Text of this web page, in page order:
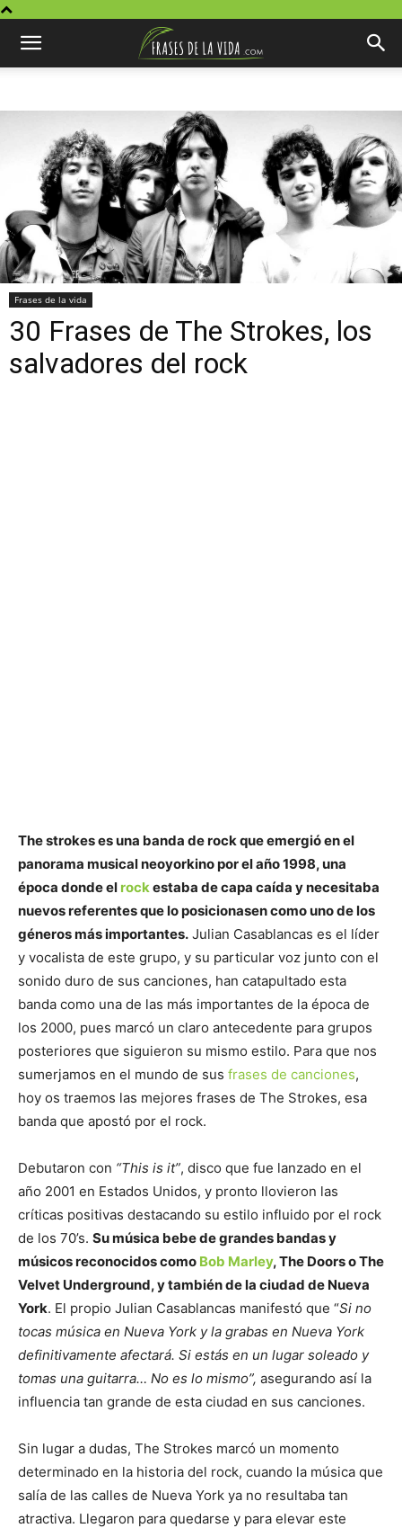
Frases de la vida
30 Frases de The Strokes, los
salvadores del rock
The strokes es una banda de rock que emergió en el
panorama musical neoyorkino por el año 1998, una
época donde el rockestaba de capa caída y necesitaba
nuevos referentes que lo posicionasen como uno de los
géneros más importantes. Julian Casablancas es el líder
y vocalista de este grupo, y su particular voz junto con el
sonido duro de sus canciones, han catapultado esta
banda como una de las más importantes de la época de
los 2000, pues marcó un claro antecedente para grupos
posteriores que siguieron su mismo estilo. Para que nos
sumerjamos en el mundo de sus frases de canciones,
hoy os traemos las mejores frases de The Strokes, esa
banda que apostó por el rock.
Debutaron con “This is it”, disco que fue lanzado en el
año 2001 en Estados Unidos, y pronto llovieron las
críticas positivas destacando su estilo influido por el rock
de los 70’s. Su música bebe de grandes bandas y
músicos reconocidos como Bob Marley, The Doors o The
Velvet Underground, y también de la ciudad de Nueva
York. El propio Julian Casablancas manifestó que “Si no
tocas música en Nueva York y la grabas en Nueva York
definitivamente afectará. Si estás en un lugar soleado y
tomas una guitarra… No es lo mismo”, asegurando así la
influencia tan grande de esta ciudad en sus canciones.
Sin lugar a dudas, The Strokes marcó un momento
determinado en la historia del rock, cuando la música que
salía de las calles de Nueva York ya no resultaba tan
atractiva. Llegaron para quedarse y para elevar este